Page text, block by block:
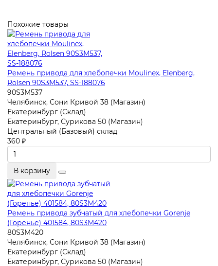
Похожие товары
Ремень привода для хлебопечки Moulinex, Elenberg,
Rolsen 90S3M537, SS-188076
90S3M537
Челябинск, Сони Кривой 38 (Магазин)
Екатеринбург (Склад)
Екатеринбург, Сурикова 50 (Магазин)
Центральный (Базовый) склад
360 ₽
В корзину
Ремень привода зубчатый для хлебопечки Gorenje
(Горенье) 401584, 80S3M420
80S3M420
Челябинск, Сони Кривой 38 (Магазин)
Екатеринбург (Склад)
Екатеринбург, Сурикова 50 (Магазин)